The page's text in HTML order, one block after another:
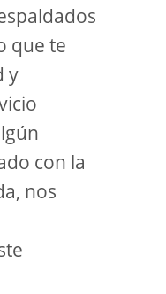
que te
y
con la
nos